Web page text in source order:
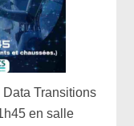
Transitions
en salle